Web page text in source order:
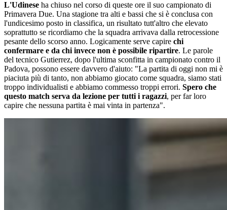
L'Udinese ha chiuso nel corso di queste ore il suo campionato di
Primavera Due. Una stagione tra alti e bassi che si è conclusa con
l'undicesimo posto in classifica, un risultato tutt'altro che elevato
soprattutto se ricordiamo che la squadra arrivava dalla retrocessione
pesante dello scorso anno. Logicamente serve capire chi
confermare e da chi invece non è possibile ripartire. Le parole
del tecnico Gutierrez, dopo l'ultima sconfitta in campionato contro il
Padova, possono essere davvero d'aiuto: "La partita di oggi non mi è
piaciuta più di tanto, non abbiamo giocato come squadra, siamo stati
troppo individualisti e abbiamo commesso troppi errori. Spero che
questo match serva da lezione per tutti i ragazzi, per far loro
capire che nessuna partita è mai vinta in partenza".